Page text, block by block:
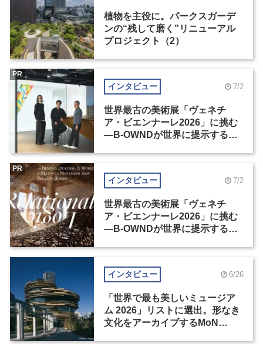
植物を主役に。パークスガーデ
ンの“残して磨く”リニューアル
プロジェクト（2）
インタビュー 7/2
世界最古の美術展「ヴェネチ
ア・ビエンナーレ2026」に挑む
―B-OWNDが世界に提示する美
PR
インタビュー 7/2
世界最古の美術展「ヴェネチ
ア・ビエンナーレ2026」に挑む
―B-OWNDが世界に提示する美
PR
インタビュー 6/26
「世界で最も美しいミュージア
ム 2026」リストに選出。形なき
文化をアーカイブするMoN